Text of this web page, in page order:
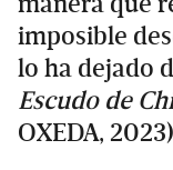
imposible
lo ha dejado
Escudo de
OXEDA,